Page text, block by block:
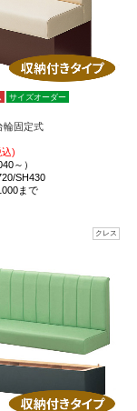
サイズオーダー
輪固定式
)
～）
SH430
まで
クレス